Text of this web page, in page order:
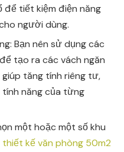
để tiết kiệm điện năng
người dùng.
Bạn nên sử dụng các
tạo ra các vách ngăn
tăng tính riêng tư,
tính năng của từng
một hoặc một số khu
thiết kế văn phòng 50m2